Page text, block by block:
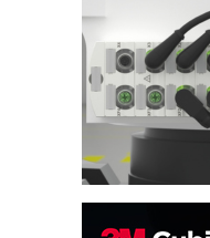
Bezbednost